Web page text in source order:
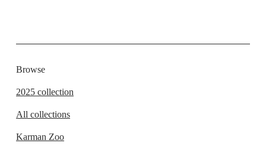
Browse
2025 collection
All collections
Karman Zoo